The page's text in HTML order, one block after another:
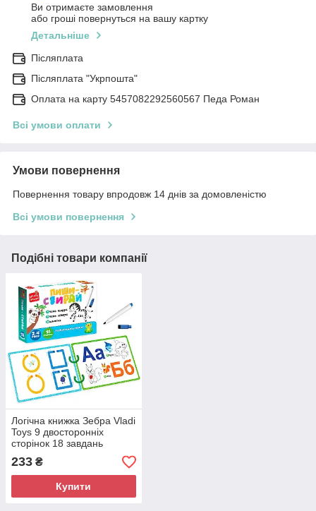
Ви отримаєте замовлення
або гроші повернуться на вашу картку
Детальніше
Післяплата
Післяплата "Укрпошта"
Оплата на карту 5457082292560567 Педа Роман
Всі умови оплати
Умови повернення
Повернення товару впродовж 14 днів за домовленістю
Всі умови повернення
Подібні товари компанії
Логічна книжка Зебра Vladi
Toys 9 двосторонніх
сторінок 18 завдань
маркер "пиши-витирай
(VT2020-01)
233 ₴
Купити